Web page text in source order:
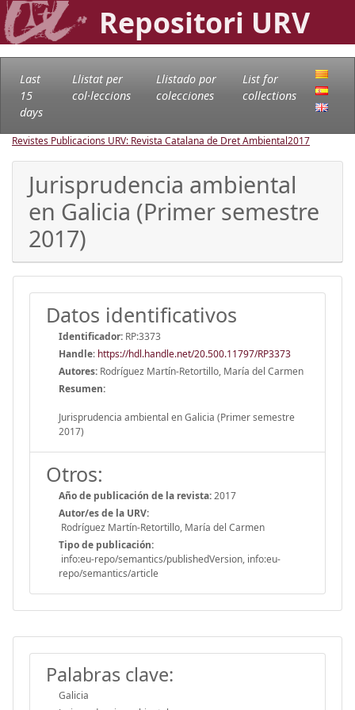
Repositori URV
Last
15
days
Llistat per
col·leccions
Llistado por
colecciones
List for
collections
Revistes Publicacions URV: Revista Catalana de Dret Ambiental2017
Jurisprudencia ambiental
en Galicia (Primer semestre
2017)
Datos identificativos
Identificador: RP:3373
Handle: https://hdl.handle.net/20.500.11797/RP3373
Autores: Rodríguez Martín-Retortillo, María del Carmen
Resumen:
Jurisprudencia ambiental en Galicia (Primer semestre
2017)
Otros:
Año de publicación de la revista:2017
Autor/es de la URV:
Rodríguez Martín-Retortillo, María del Carmen
Tipo de publicación:
info:eu-repo/semantics/publishedVersion, info:eu-
repo/semantics/article
Palabras clave:
Galicia